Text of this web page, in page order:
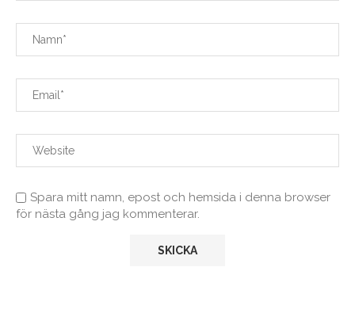
Spara mitt namn, epost och hemsida i denna browser
för nästa gång jag kommenterar.